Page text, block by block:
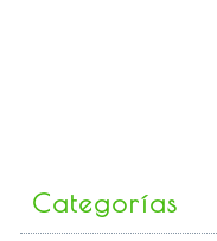
Categorías